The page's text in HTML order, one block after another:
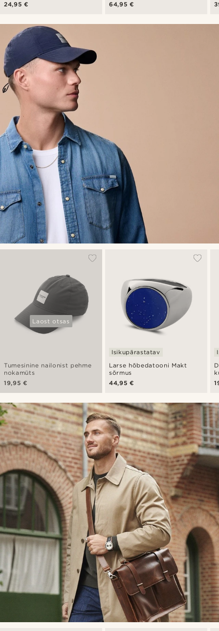
24,95 € 64,95 €
Laost otsas
Tumesinine nailonist pehme
nokamüts
19,95 €
Larse hõbedatooni Makt
sõrmus
Isikupärastatav
44,95 €